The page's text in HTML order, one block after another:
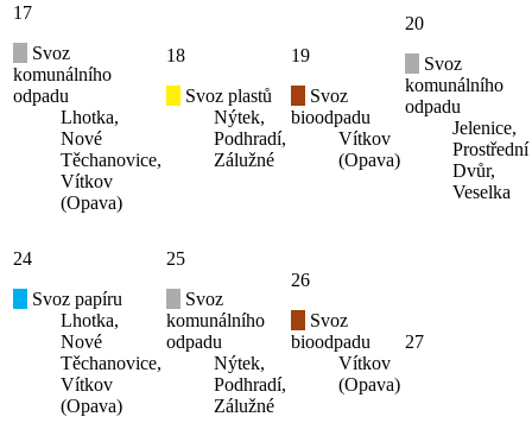
17
Svoz
komunálního
odpadu
Lhotka,
Nové
Těchanovice,
Vítkov
(Opava)
18
Svoz plastů
Nýtek,
Podhradí,
Zálužné
19
Svoz
bioodpadu
Vítkov
(Opava)
20
Svoz
komunálního
odpadu
Jelenice,
Prostřední
Dvůr,
Veselka
24
Svoz papíru
Lhotka,
Nové
Těchanovice,
Vítkov
(Opava)
25
Svoz
komunálního
odpadu
Nýtek,
Podhradí,
Zálužné
26
Svoz
bioodpadu
Vítkov
(Opava)
27